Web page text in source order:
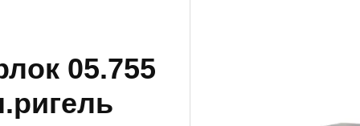
05.755